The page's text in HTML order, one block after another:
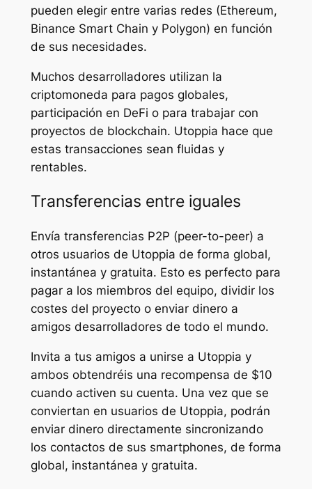
pueden elegir entre varias redes (Ethereum,
Binance Smart Chain y Polygon) en función
de sus necesidades.
Muchos desarrolladores utilizan la
criptomoneda para pagos globales,
participación en DeFi o para trabajar con
proyectos de blockchain. Utoppia hace que
estas transacciones sean fluidas y
rentables.
Transferencias entre iguales
Envía transferencias P2P (peer-to-peer) a
otros usuarios de Utoppia de forma global,
instantánea y gratuita. Esto es perfecto para
pagar a los miembros del equipo, dividir los
costes del proyecto o enviar dinero a
amigos desarrolladores de todo el mundo.
Invita a tus amigos a unirse a Utoppia y
ambos obtendréis una recompensa de $10
cuando activen su cuenta. Una vez que se
conviertan en usuarios de Utoppia, podrán
enviar dinero directamente sincronizando
los contactos de sus smartphones, de forma
global, instantánea y gratuita.